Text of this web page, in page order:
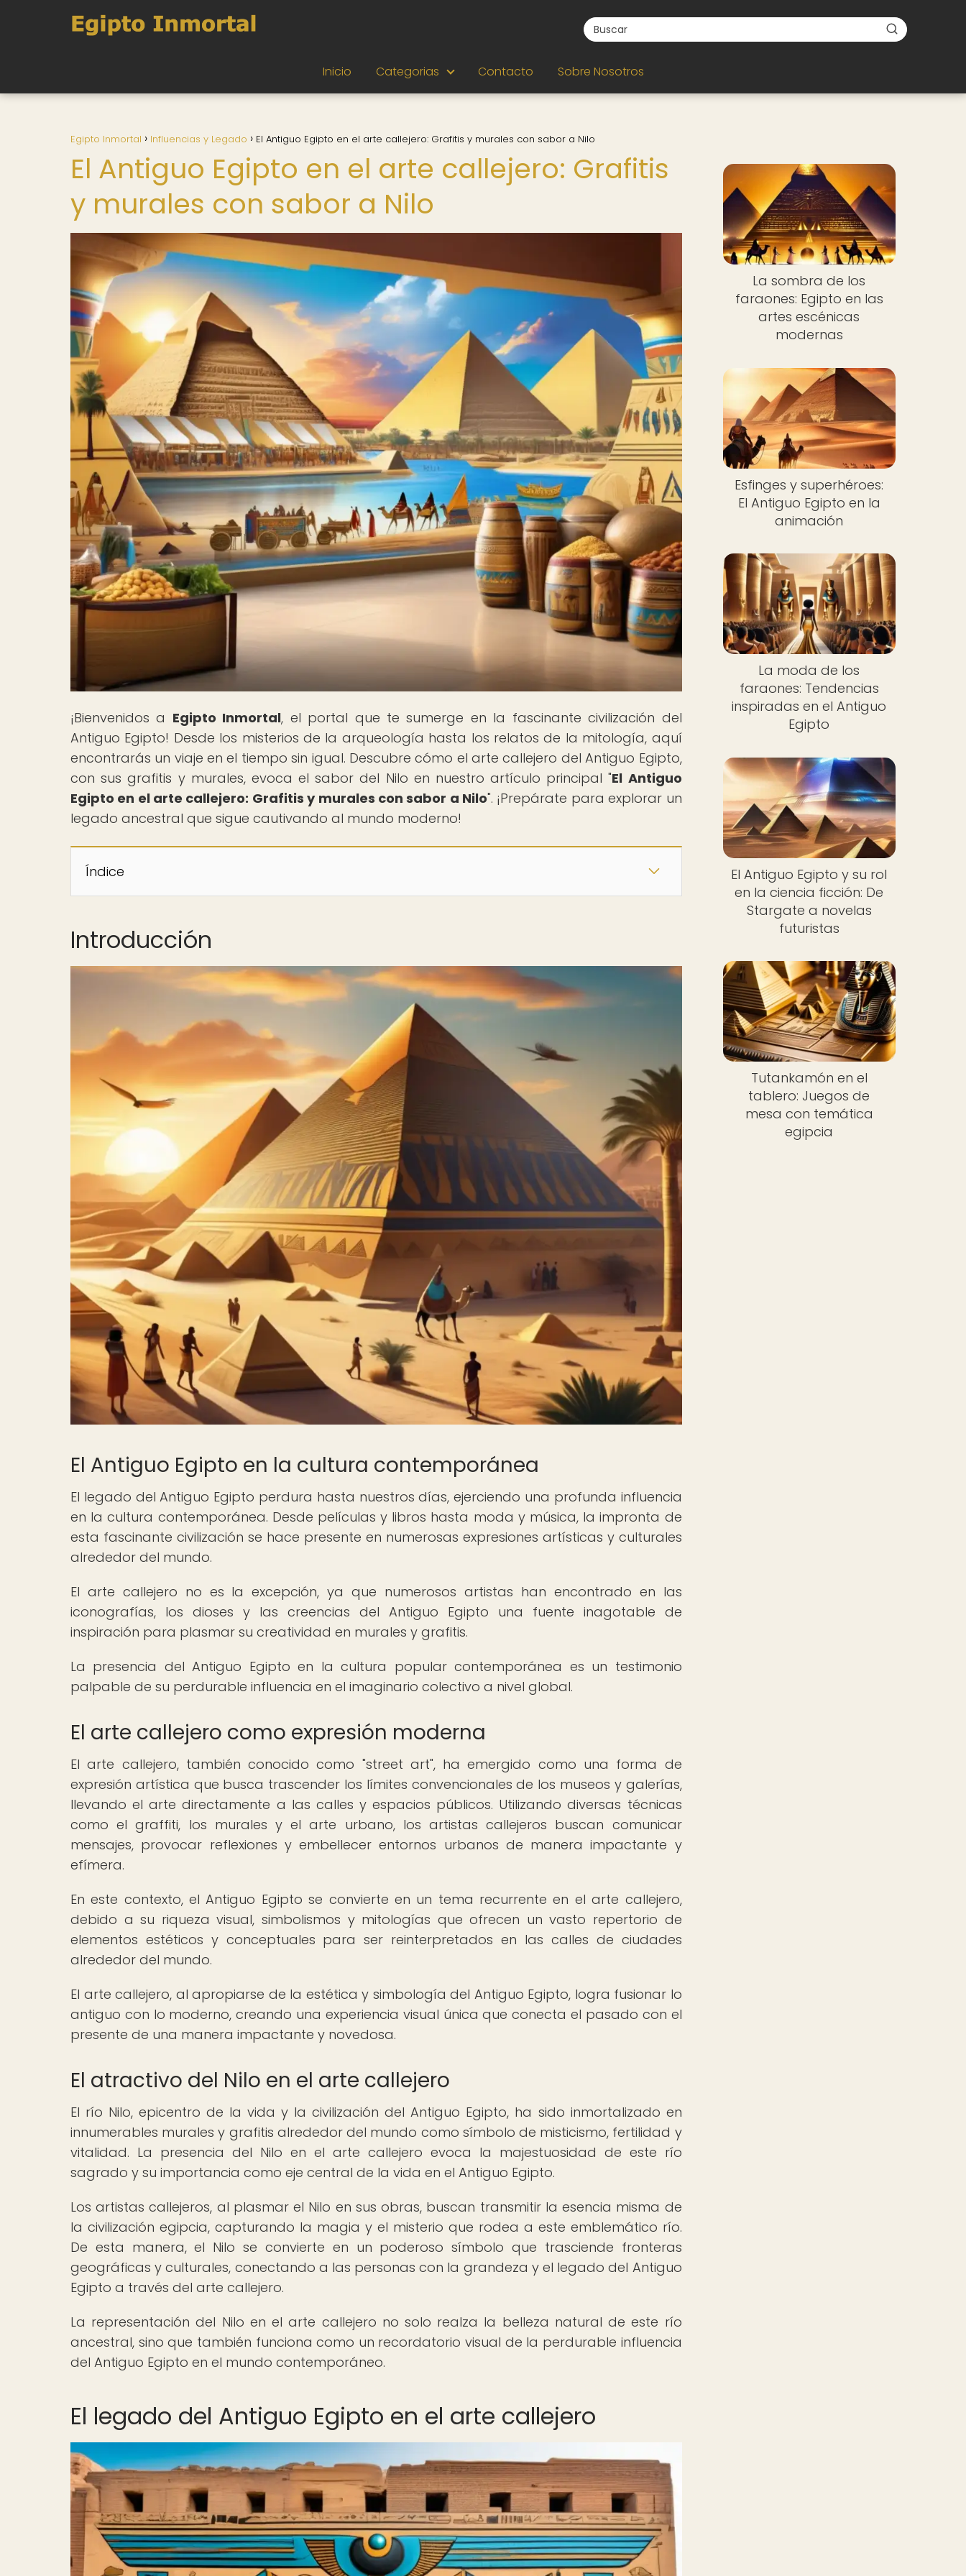
Inicio Categorias Contacto Sobre Nosotros
Egipto Inmortal Influencias y Legado El Antiguo Egipto en el arte callejero: Grafitis y murales con sabor a Nilo
El Antiguo Egipto en el arte callejero: Grafitis
y murales con sabor a Nilo
¡Bienvenidos a Egipto Inmortal, el portal que te sumerge en la fascinante civilización del
Antiguo Egipto! Desde los misterios de la arqueología hasta los relatos de la mitología, aquí
encontrarás un viaje en el tiempo sin igual. Descubre cómo el arte callejero del Antiguo Egipto,
con sus grafitis y murales, evoca el sabor del Nilo en nuestro artículo principal "El Antiguo
Egipto en el arte callejero: Grafitis y murales con sabor a Nilo". ¡Prepárate para explorar un
legado ancestral que sigue cautivando al mundo moderno!
Índice
Introducción
El Antiguo Egipto en la cultura contemporánea
El legado del Antiguo Egipto perdura hasta nuestros días, ejerciendo una profunda influencia
en la cultura contemporánea. Desde películas y libros hasta moda y música, la impronta de
esta fascinante civilización se hace presente en numerosas expresiones artísticas y culturales
alrededor del mundo.
El arte callejero no es la excepción, ya que numerosos artistas han encontrado en las
iconografías, los dioses y las creencias del Antiguo Egipto una fuente inagotable de
inspiración para plasmar su creatividad en murales y grafitis.
La presencia del Antiguo Egipto en la cultura popular contemporánea es un testimonio
palpable de su perdurable influencia en el imaginario colectivo a nivel global.
El arte callejero como expresión moderna
El arte callejero, también conocido como "street art", ha emergido como una forma de
expresión artística que busca trascender los límites convencionales de los museos y galerías,
llevando el arte directamente a las calles y espacios públicos. Utilizando diversas técnicas
como el graffiti, los murales y el arte urbano, los artistas callejeros buscan comunicar
mensajes, provocar reflexiones y embellecer entornos urbanos de manera impactante y
efímera.
En este contexto, el Antiguo Egipto se convierte en un tema recurrente en el arte callejero,
debido a su riqueza visual, simbolismos y mitologías que ofrecen un vasto repertorio de
elementos estéticos y conceptuales para ser reinterpretados en las calles de ciudades
alrededor del mundo.
El arte callejero, al apropiarse de la estética y simbología del Antiguo Egipto, logra fusionar lo
antiguo con lo moderno, creando una experiencia visual única que conecta el pasado con el
presente de una manera impactante y novedosa.
El atractivo del Nilo en el arte callejero
El río Nilo, epicentro de la vida y la civilización del Antiguo Egipto, ha sido inmortalizado en
innumerables murales y grafitis alrededor del mundo como símbolo de misticismo, fertilidad y
vitalidad. La presencia del Nilo en el arte callejero evoca la majestuosidad de este río
sagrado y su importancia como eje central de la vida en el Antiguo Egipto.
Los artistas callejeros, al plasmar el Nilo en sus obras, buscan transmitir la esencia misma de
la civilización egipcia, capturando la magia y el misterio que rodea a este emblemático río.
De esta manera, el Nilo se convierte en un poderoso símbolo que trasciende fronteras
geográficas y culturales, conectando a las personas con la grandeza y el legado del Antiguo
Egipto a través del arte callejero.
La representación del Nilo en el arte callejero no solo realza la belleza natural de este río
ancestral, sino que también funciona como un recordatorio visual de la perdurable influencia
del Antiguo Egipto en el mundo contemporáneo.
El legado del Antiguo Egipto en el arte callejero
La sombra de los
faraones: Egipto en las
artes escénicas
modernas
Esfinges y superhéroes:
El Antiguo Egipto en la
animación
La moda de los
faraones: Tendencias
inspiradas en el Antiguo
Egipto
El Antiguo Egipto y su rol
en la ciencia ficción: De
Stargate a novelas
futuristas
Tutankamón en el
tablero: Juegos de
mesa con temática
egipcia